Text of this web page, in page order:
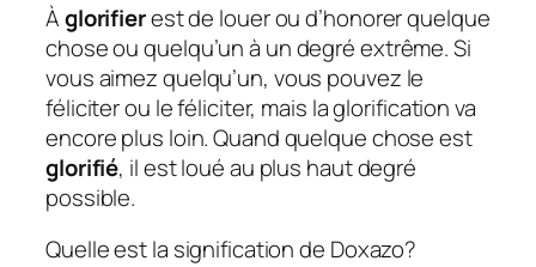
Àglorifierest de louer ou d’honorer quelque
chose ou quelqu’un à un degré extrême. Si
vous aimez quelqu’un, vous pouvez le
féliciter ou le féliciter, mais la glorification va
encore plus loin. Quand quelque chose est
glorifié, il est loué au plus haut degré
possible.
Quelle est la signification de Doxazo?